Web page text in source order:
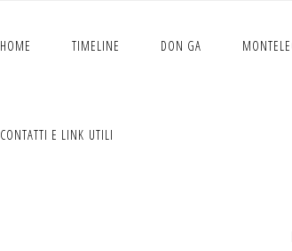
HOME TIMELINE DON GA
CONTATTI E LINK UTILI